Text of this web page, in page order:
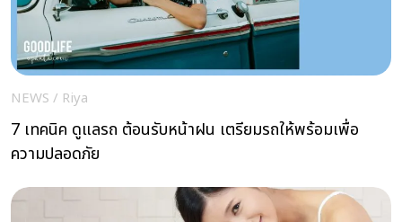
NEWS / Riya
7 เทคนิค ดูแลรถ ต้อนรับหน้าฝน เตรียมรถให้พร้อมเพื่อ
ความปลอดภัย